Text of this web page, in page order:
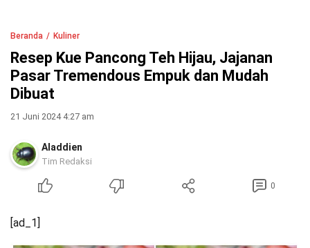
Beranda Kuliner
Resep Kue Pancong Teh Hijau, Jajanan
Pasar Tremendous Empuk dan Mudah
Dibuat
21 Juni 2024 4:27 am
Aladdien
Tim Redaksi
0
[ad_1]